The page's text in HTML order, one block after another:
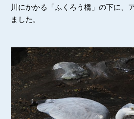
川にかかる「ふくろう橋」の下に、
ました。